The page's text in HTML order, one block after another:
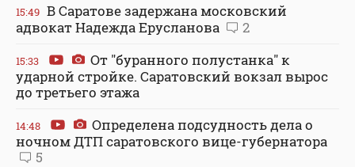
15:49 В Саратове задержана московский
адвокат Надежда Ерусланова
2
15:33
От "буранного полустанка" к
ударной стройке. Саратовский вокзал вырос
до третьего этажа
14:48
Определена подсудность дела о
ночном ДТП саратовского вице-губернатора
5